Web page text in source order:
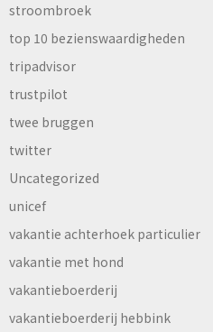
stroombroek
top 10 bezienswaardigheden
tripadvisor
trustpilot
twee bruggen
twitter
Uncategorized
unicef
vakantie achterhoek particulier
vakantie met hond
vakantieboerderij
vakantieboerderij hebbink